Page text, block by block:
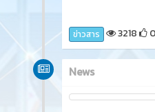
ข่าวสาร 3218 0
News